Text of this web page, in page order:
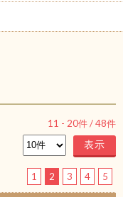
11 - 20件 /48件
1 2 3 4 5